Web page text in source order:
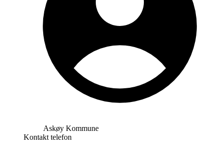
Askøy Kommune
Kontakt telefon